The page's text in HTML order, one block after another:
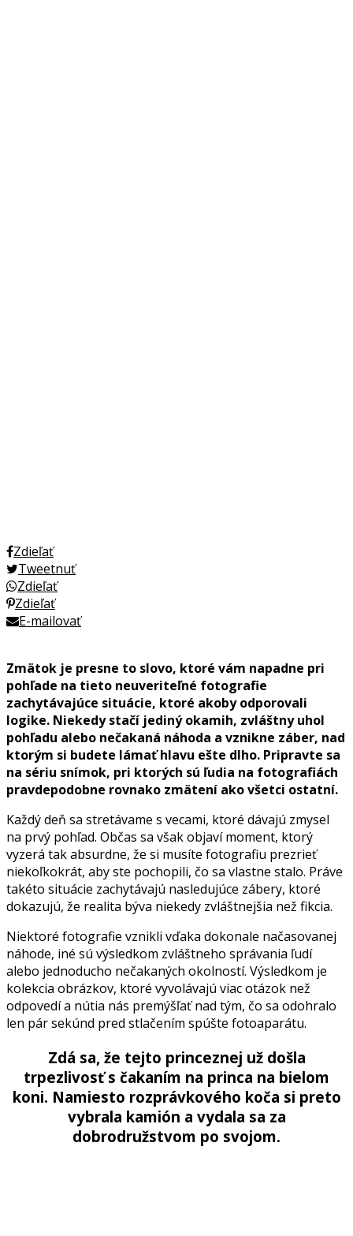
Zdieľať
Tweetnuť
Zdieľať
Zdieľať
E-mailovať
Zmätok je presne to slovo, ktoré vám napadne pri
pohľade na tieto neuveriteľné fotografie
zachytávajúce situácie, ktoré akoby odporovali
logike. Niekedy stačí jediný okamih, zvláštny uhol
pohľadu alebo nečakaná náhoda a vznikne záber, nad
ktorým si budete lámať hlavu ešte dlho. Pripravte sa
na sériu snímok, pri ktorých sú ľudia na fotografiách
pravdepodobne rovnako zmätení ako všetci ostatní.
Každý deň sa stretávame s vecami, ktoré dávajú zmysel
na prvý pohľad. Občas sa však objaví moment, ktorý
vyzerá tak absurdne, že si musíte fotografiu prezrieť
niekoľkokrát, aby ste pochopili, čo sa vlastne stalo. Práve
takéto situácie zachytávajú nasledujúce zábery, ktoré
dokazujú, že realita býva niekedy zvláštnejšia než fikcia.
Niektoré fotografie vznikli vďaka dokonale načasovanej
náhode, iné sú výsledkom zvláštneho správania ľudí
alebo jednoducho nečakaných okolností. Výsledkom je
kolekcia obrázkov, ktoré vyvolávajú viac otázok než
odpovedí a nútia nás premýšľať nad tým, čo sa odohralo
len pár sekúnd pred stlačením spúšte fotoaparátu.
Zdá sa, že tejto princeznej už došla
trpezlivosť s čakaním na princa na bielom
koni. Namiesto rozprávkového koča si preto
vybrala kamión a vydala sa za
dobrodružstvom po svojom.